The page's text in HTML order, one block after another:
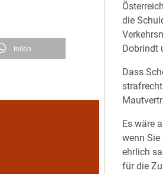
teilen
die
Dobrindt
Dass
Es wäre
wenn
ehrlich
für die